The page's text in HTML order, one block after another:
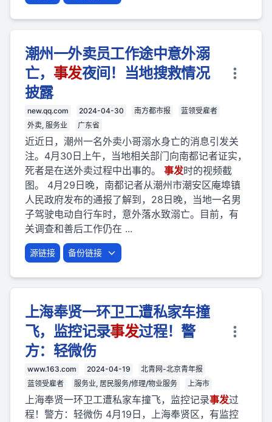
潮州一外卖员工作途中意外溺
亡， 事发夜间！当地搜救情况
披露
new.qq.com 2024-04-30 南方都市报
蓝领受雇者
外卖, 服务业
广东省
近近日，潮州一名外卖小哥溺水身亡的消息引发关
注。4月30日上午，当地相关部门向南都记者证实，
死者是在送外卖过程中出事的。 事发时的视频截
图。 4月29日晚，南都记者从潮州市潮安区庵埠镇
人民政府发布的通报了解到，28日晚，当地一名男
子驾驶电动自行车时，意外落水致溺亡。目前，有
关调查和善后工作仍在 ...
源链接 备份链接
上海奉贤一环卫工遭私家车撞
飞，监控记录事发过程！警
方：轻微伤
www.163.com 2024-04-19
北青网-北京青年报
蓝领受雇者
服务业, 居民服务/修理/物业服务 上海市
上海奉贤一环卫工遭私家车撞飞，监控记录事发过
程！警方：轻微伤 4月19日，上海奉贤区，有监控